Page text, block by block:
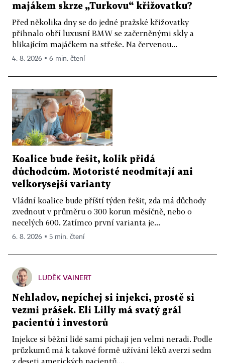
majákem skrze „Turkovu“ křižovatku?
Před několika dny se do jedné pražské křižovatky
přihnalo obří luxusní BMW se začerněnými skly a
blikajícím majáčkem na střeše. Na červenou...
4. 8. 2026 ▪ 6 min. čtení
Koalice bude řešit, kolik přidá
důchodcům. Motoristé neodmítají ani
velkorysejší varianty
Vládní koalice bude příští týden řešit, zda má důchody
zvednout v průměru o 300 korun měsíčně, nebo o
necelých 600. Zatímco první varianta je...
6. 8. 2026 ▪ 5 min. čtení
LUDĚK VAINERT
Nehladov, nepíchej si injekci, prostě si
vezmi prášek. Eli Lilly má svatý grál
pacientů i investorů
Injekce si běžní lidé sami píchají jen velmi neradi. Podle
průzkumů má k takové formě užívání léků averzi sedm
z deseti amerických pacientů....